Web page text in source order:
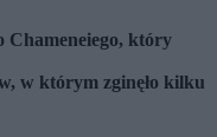
Chameneiego, który
w którym zginęło kilku